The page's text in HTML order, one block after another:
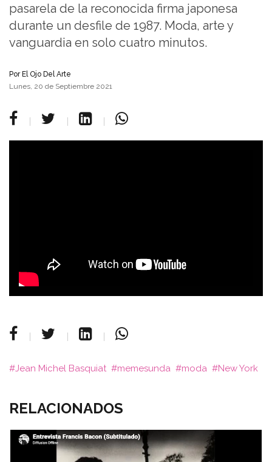
pasarela de la reconocida firma japonesa
durante un desfile de 1987. Moda, arte y
vanguardia en solo cuatro minutos.
Por El Ojo Del Arte
Lunes, 20 de Septiembre 2021
Jean Michel Basquiat memesunda moda New York
RELACIONADOS